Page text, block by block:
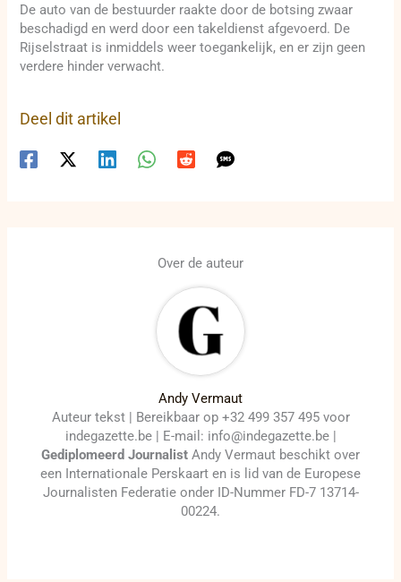
De auto van de bestuurder raakte door de botsing zwaar
beschadigd en werd door een takeldienst afgevoerd. De
Rijselstraat is inmiddels weer toegankelijk, en er zijn geen
verdere hinder verwacht.
Deel dit artikel
Over de auteur
Andy Vermaut
Auteur tekst | Bereikbaar op +32 499 357 495 voor
indegazette.be | E-mail: info@indegazette.be |
Gediplomeerd Journalist Andy Vermaut beschikt over
een Internationale Perskaart en is lid van de Europese
Journalisten Federatie onder ID-Nummer FD-7 13714-
00224.